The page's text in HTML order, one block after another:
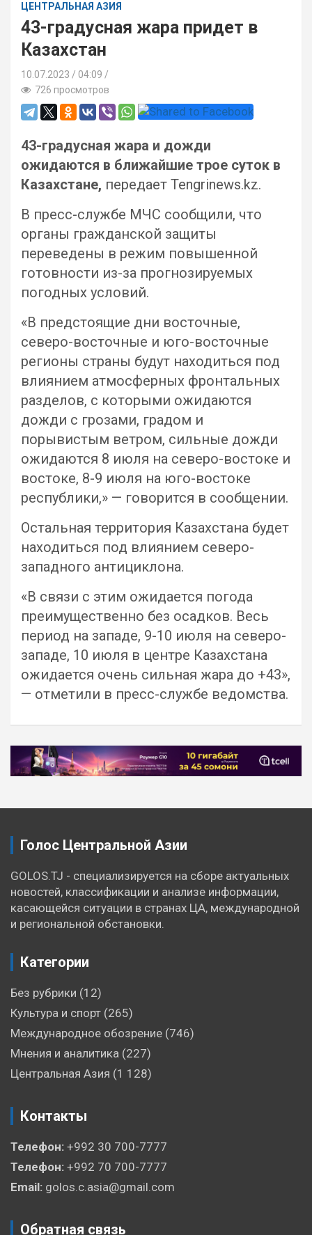
ЦЕНТРАЛЬНАЯ АЗИЯ
43-градусная жара придет в
Казахстан
10.07.2023
04:09 /
726 просмотров
43-градусная жара и дожди
ожидаются в ближайшие трое суток в
Казахстане, передает Tengrinews.kz.
В пресс-службе МЧС сообщили, что
органы гражданской защиты
переведены в режим повышенной
готовности из-за прогнозируемых
погодных условий.
«В предстоящие дни восточные,
северо-восточные и юго-восточные
регионы страны будут находиться под
влиянием атмосферных фронтальных
разделов, с которыми ожидаются
дожди с грозами, градом и
порывистым ветром, сильные дожди
ожидаются 8 июля на северо-востоке и
востоке, 8-9 июля на юго-востоке
республики,» — говорится в сообщении.
Остальная территория Казахстана будет
находиться под влиянием северо-
западного антициклона.
«В связи с этим ожидается погода
преимущественно без осадков. Весь
период на западе, 9-10 июля на северо-
западе, 10 июля в центре Казахстана
ожидается очень сильная жара до +43»,
— отметили в пресс-службе ведомства.
Навигация
по
Голос Центральной Азии
GOLOS.TJ - специализируется на сборе актуальных
новостей, классификации и анализе информации,
касающейся ситуации в странах ЦА, международной
и региональной обстановки.
Категории
Без рубрики (12)
Культура и спорт (265)
Международное обозрение (746)
Мнения и аналитика (227)
Центральная Азия (1 128)
Контакты
Телефон: +992 30 700-7777
Телефон: +992 70 700-7777
Email: golos.c.asia@gmail.com
Обратная связь